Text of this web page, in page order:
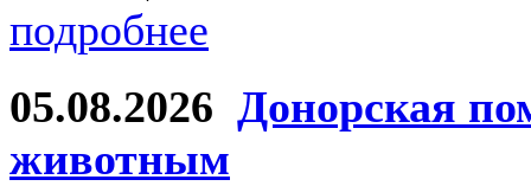
подробнее
05.08.2026 Донорская
животным